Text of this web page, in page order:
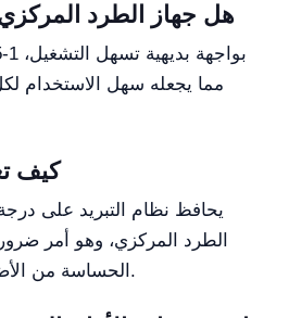
هل جهاز الطرد
مما يجعله سهل الاستخدام
كيف
يحافظ نظام التبريد على درجة
الطرد المركزي، وهو أمر
الحساسة من الأضرار الناتجة عن الحرارة.